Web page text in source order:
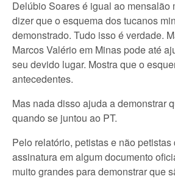
Delúbio Soares é igual ao mensalão
dizer que o esquema dos tucanos
demonstrado. Tudo isso é verdade.
Marcos Valério em Minas pode até
seu devido lugar. Mostra que o
antecedentes.
Mas nada disso ajuda a demonstrar
quando se juntou ao PT.
Pelo relatório, petistas e não
assinatura em algum documento
muito grandes para demonstrar que